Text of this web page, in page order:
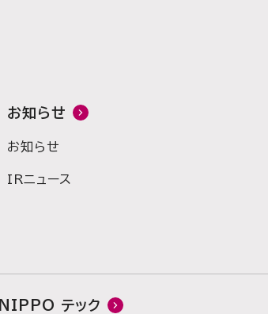
お知らせ
お知らせ
IRニュース
NIPPO テック